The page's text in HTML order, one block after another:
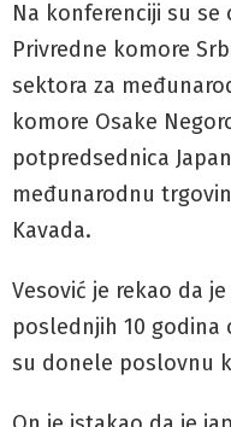
Na konferenciji su
Privredne komore
sektora za
komore Osake
potpredsednica
međunarodnu
Kavada.
Vesović je rekao da
poslednjih 10
su donele poslovnu